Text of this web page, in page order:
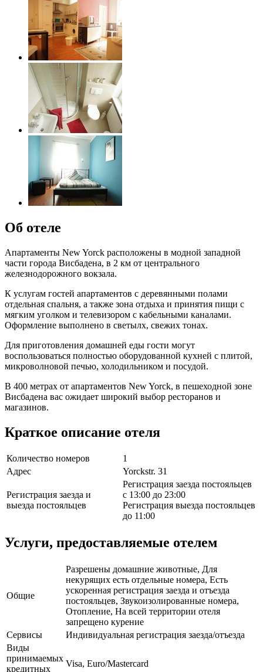
Об отеле
Апартаменты New Yorck расположены в модной западной
части города Висбадена, в 2 км от центрального
железнодорожного вокзала.
К услугам гостей апартаментов с деревянными полами
отдельная спальня, а также зона отдыха и принятия пищи с
мягким уголком и телевизором с кабельными каналами.
Оформление выполнено в светылх, свежих тонах.
Для приготовления домашней еды гости могут
воспользоваться полностью оборудованной кухней с плитой,
микроволновой печью, холодильником и посудой.
В 400 метрах от апартаментов New Yorck, в пешеходной зоне
Висбадена вас ожидает широкий выбор ресторанов и
магазинов.
Краткое описание отеля
Количество номеров
1
Адрес
Yorckstr. 31
Регистрация заезда и
выезда постояльцев
Регистрация заезда постояльцев
с 13:00 до 23:00
Регистрация выезда постояльцев
до 11:00
Услуги, предоставляемые отелем
Общие
Разрешены домашние животные, Для
некурящих есть отдельные номера, Есть
ускоренная регистрация заезда и отъезда
постояльцев, Звукоизолированные номера,
Отопление, На всей территории отеля
запрещено курение
Сервисы
Индивидуальная регистрация заезда/отъезда
Виды
принимаемых
кредитных
Visa, Euro/Mastercard